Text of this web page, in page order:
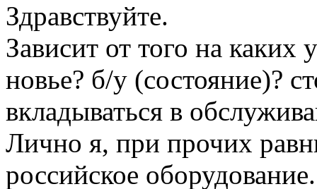
Здравствуйте.
Зависит от того на каких
новье? б/у (состояние)?
вкладываться в
Лично я, при прочих
российское оборудование.